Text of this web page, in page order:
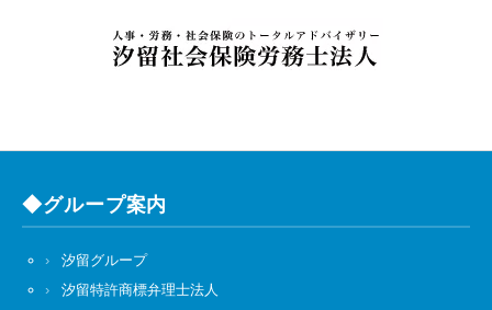
◆グループ案内
汐留グループ
汐留特許商標弁理士法人